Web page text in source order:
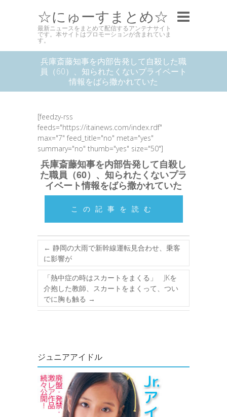
☆にゅーすまとめ☆
最新ニュースをまとめて配信するアンテナサイト
です。本サイトはプロモーションが含まれていま
す。
兵庫斎藤知事を内部告発して自殺した職
員（60）、知られたくないプライベート
情報をばら撒かれていた
[feedzy-rss
feeds="https://itainews.com/index.rdf"
max="7" feed_title="no" meta="yes"
summary="no" thumb="yes" size="50"]
兵庫斎藤知事を内部告発して自殺し
た職員（60）、知られたくないプラ
イベート情報をばら撒かれていた
この記事を読む
← 静岡の大雨で新幹線運転見合わせ、乗客
に影響が
「熱中症の時はスカートをまくる」 JKを
介抱した教師、スカートをまくって、つい
でに胸も触る →
ジュニアアイドル